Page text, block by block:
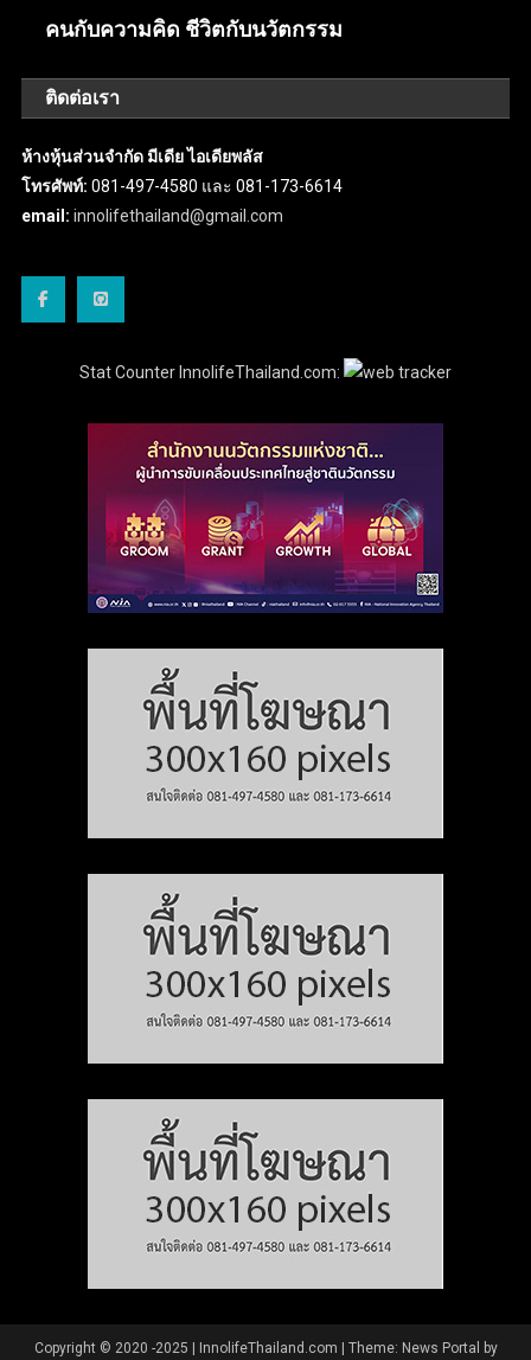
คนกับความคิด ชีวิตกับนวัตกรรม
ติดต่อเรา
ห้างหุ้นส่วนจำกัด มีเดีย ไอเดียพลัส
โทรศัพท์: 081-497-4580 และ 081-173-6614
email: innolifethailand@gmail.com
Stat Counter InnolifeThailand.com:
Copyright © 2020 -2025 | InnolifeThailand.com Theme: News Portal by